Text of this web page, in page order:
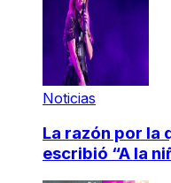
Noticias
La razón por la
escribió “A la